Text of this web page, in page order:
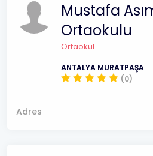
Mustafa
Ortaokulu
Ortaokul
ANTALYA MURATPAŞA
(0)
Adres